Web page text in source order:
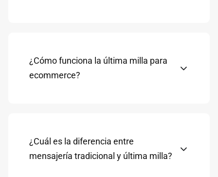
¿Cómo funciona la última milla para
ecommerce?
¿Cuál es la diferencia entre
mensajería tradicional y última milla?